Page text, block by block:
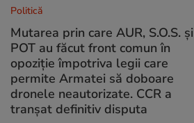
Politică
Mutarea prin care AUR, S.O.S. și
POT au făcut front comun în
opoziție împotriva legii care
permite Armatei să doboare
dronele neautorizate. CCR a
tranșat definitiv disputa